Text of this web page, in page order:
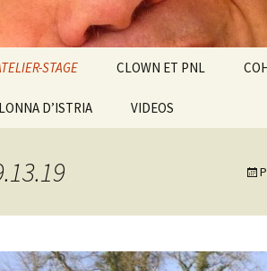
STAGE
PARIS
CLOWN ET PNL
D’ISTRIA VIDEOS